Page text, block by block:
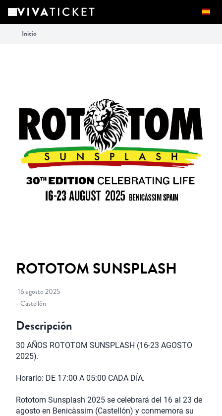
Inicio
ROTOTOM SUNSPLASH
16 agosto 2025
- Castellón
Descripción
30 AÑOS ROTOTOM SUNSPLASH (16-23 AGOSTO
2025).
Horario: DE 17:00 A 05:00 CADA DÍA.
Rototom Sunsplash 2025 se celebrará del 16 al 23 de
agosto en Benicàssim (Castellón) y conmemora su